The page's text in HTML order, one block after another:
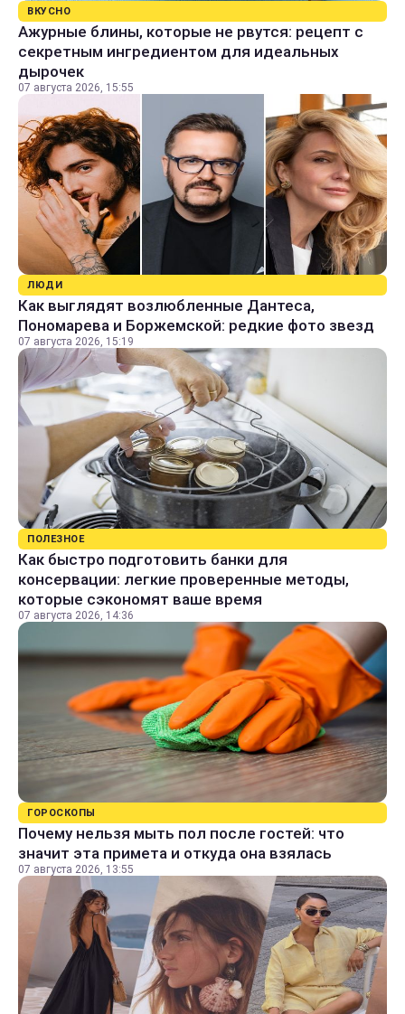
ВКУСНО
Ажурные блины, которые не рвутся: рецепт с
секретным ингредиентом для идеальных
дырочек
07 августа 2026, 15:55
ЛЮДИ
Как выглядят возлюбленные Дантеса,
Пономарева и Боржемской: редкие фото звезд
07 августа 2026, 15:19
ПОЛЕЗНОЕ
Как быстро подготовить банки для
консервации: легкие проверенные методы,
которые сэкономят ваше время
07 августа 2026, 14:36
ГОРОСКОПЫ
Почему нельзя мыть пол после гостей: что
значит эта примета и откуда она взялась
07 августа 2026, 13:55